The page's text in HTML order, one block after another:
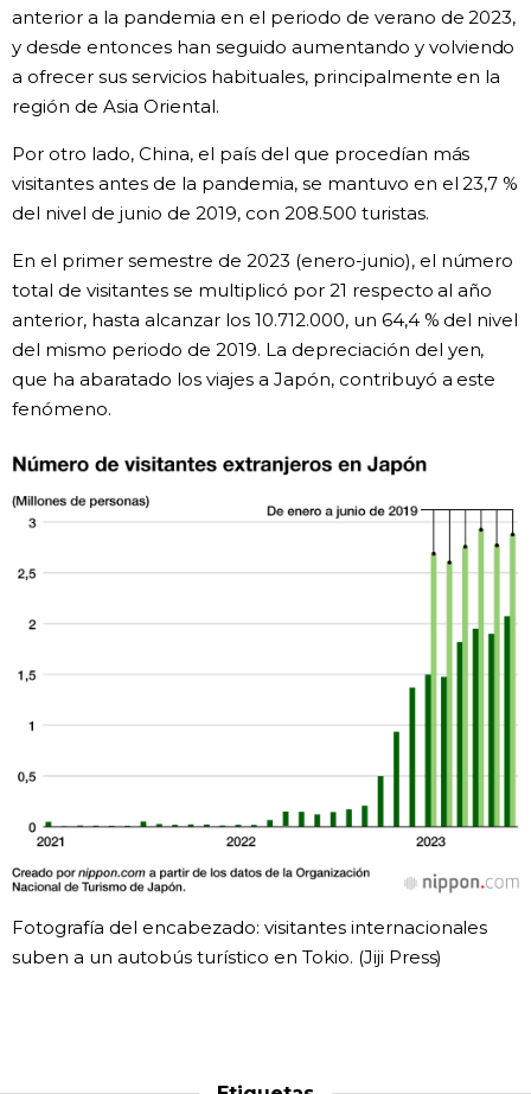
anterior a la pandemia en el periodo de verano de 2023,
y desde entonces han seguido aumentando y volviendo
a ofrecer sus servicios habituales, principalmente en la
región de Asia Oriental.
Por otro lado, China, el país del que procedían más
visitantes antes de la pandemia, se mantuvo en el 23,7 %
del nivel de junio de 2019, con 208.500 turistas.
En el primer semestre de 2023 (enero-junio), el número
total de visitantes se multiplicó por 21 respecto al año
anterior, hasta alcanzar los 10.712.000, un 64,4 % del nivel
del mismo periodo de 2019. La depreciación del yen,
que ha abaratado los viajes a Japón, contribuyó a este
fenómeno.
Fotografía del encabezado: visitantes internacionales
suben a un autobús turístico en Tokio. (Jiji Press)